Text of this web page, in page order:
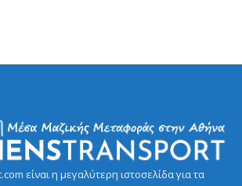
είναι η μεγαλύτερη ιστοσελίδα για τα